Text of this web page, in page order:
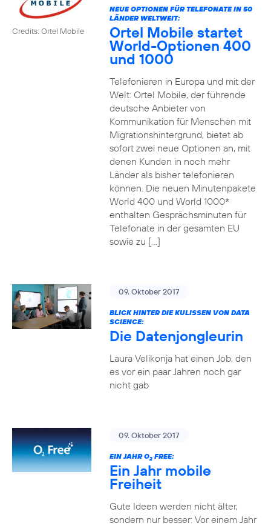
Credits: Ortel Mobile
NEUE OPTIONEN FÜR TELEFONATE IN 50
LÄNDER WELTWEIT:
Ortel Mobile startet
World-Optionen 400
und 1000
Telefonieren in Europa und mit der
Welt: Ortel Mobile, der führende
deutsche Anbieter von
Kommunikation für Menschen mit
Migrationshintergrund, bietet ab
sofort zwei neue Optionen an, mit
denen Kunden in noch mehr
Länder als bisher telefonieren
können. Die neuen Minutenpakete
World 400 und World 1000*
enthalten Gesprächsminuten für
Telefonate in der gesamten EU
sowie zu […]
09. Oktober 2017
BLICK HINTER DIE KULISSEN VON DATA
SCIENCE:
Die Datenjongleurin
Laura Velikonja hat einen Job, den
es vor ein paar Jahren noch gar
nicht gab
09. Oktober 2017
EIN JAHR O2FREE:
Ein Jahr mobile
Freiheit
Gute Ideen werden nicht älter,
sondern nur besser: Vor einem Jahr